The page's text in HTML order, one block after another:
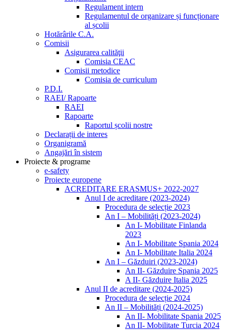
Regulament intern
Regulamentul de organizare și funcționare
al școlii
Hotărârile C.A.
Comisii
Asigurarea calităţii
Comisia CEAC
Comisii metodice
Comisia de curriculum
P.D.I.
RAEI/ Rapoarte
RAEI
Rapoarte
Raportul școlii nostre
Declarații de interes
Organigramă
Angajări în sistem
Proiecte & programe
e-safety
Proiecte europene
ACREDITARE ERASMUS+ 2022-2027
Anul I de acreditare (2023-2024)
Procedura de selecție 2023
An I – Mobilități (2023-2024)
An I- Mobilitate Finlanda
2023
An I- Mobilitate Spania 2024
An I- Mobilitate Italia 2024
An I – Găzduiri (2023-2024)
An II- Găzduire Spania 2025
A II- Găzduire Italia 2025
Anul II de acreditare (2024-2025)
Procedura de selecție 2024
An II – Mobilități (2024-2025)
An II- Mobilitate Spania 2025
An II- Mobilitate Turcia 2024